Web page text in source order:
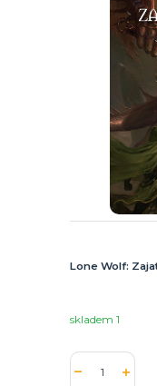
Lone Wolf:
skladem 1